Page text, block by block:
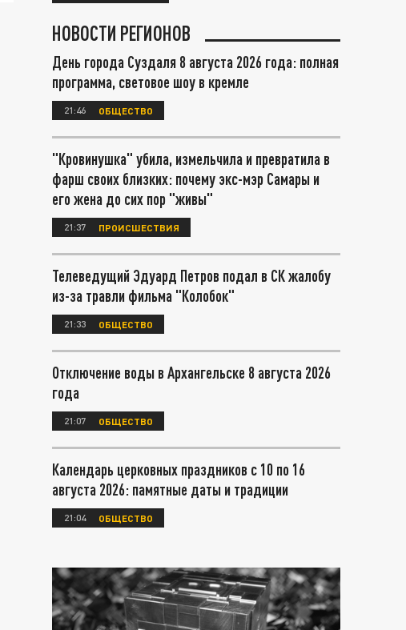
НОВОСТИ РЕГИОНОВ
День города Суздаля 8 августа 2026 года: полная
программа, световое шоу в кремле
21:46 ОБЩЕСТВО
"Кровинушка" убила, измельчила и превратила в
фарш своих близких: почему экс-мэр Самары и
его жена до сих пор "живы"
21:37 ПРОИСШЕСТВИЯ
Телеведущий Эдуард Петров подал в СК жалобу
из-за травли фильма "Колобок"
21:33 ОБЩЕСТВО
Отключение воды в Архангельске 8 августа 2026
года
21:07 ОБЩЕСТВО
Календарь церковных праздников с 10 по 16
августа 2026: памятные даты и традиции
21:04 ОБЩЕСТВО